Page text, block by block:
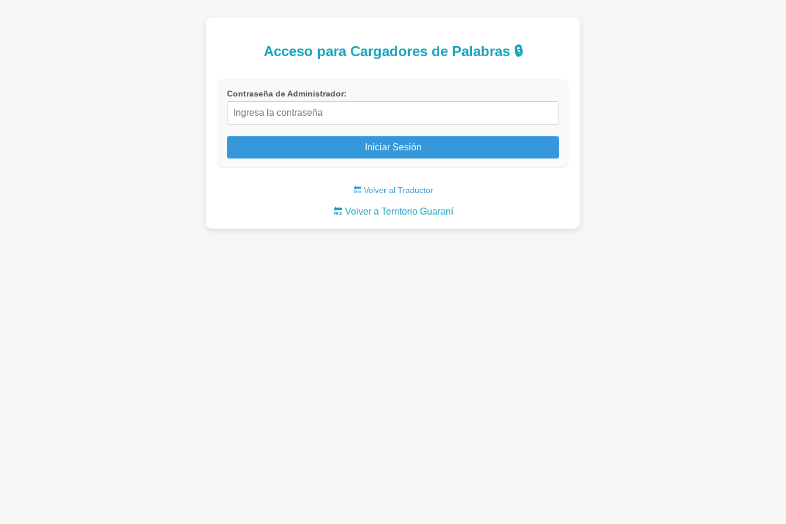
Acceso para Cargadores de Palabras 🔒
Contraseña de Administrador:
Iniciar Sesión
🔙 Volver al Traductor
🔙 Volver a Territorio Guaraní